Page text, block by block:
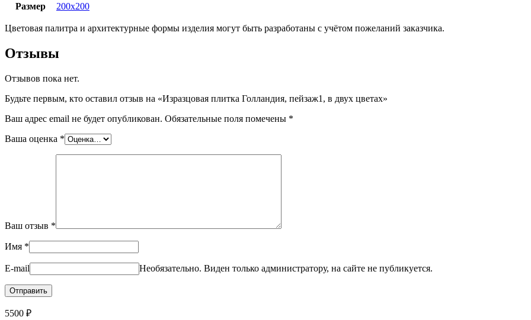
Размер
200x200
Цветовая палитра и архитектурные формы изделия могут быть разработаны с учётом пожеланий заказчика.
Отзывы
Отзывов пока нет.
Будьте первым, кто оставил отзыв на «Изразцовая плитка Голландия, пейзаж1, в двух цветах»
Ваш адрес email не будет опубликован. Обязательные поля помечены *
Ваша оценка *
Ваш отзыв *
Имя *
E-mail Необязательно. Виден только администратору, на сайте не публикуется.
5500 ₽